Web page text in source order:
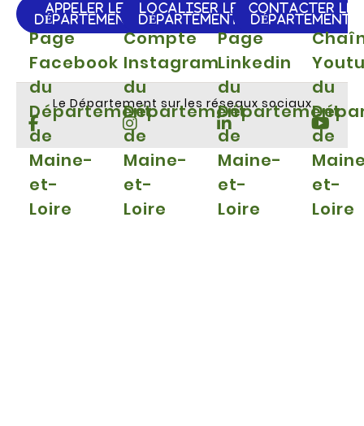
APPELER LE
DÉPARTEMENT
LOCALISER LE
DÉPARTEMENT
CONTACTER LE
DÉPARTEMENT
Le Département sur les réseaux sociaux
Page
Facebook
du
Département
de
Maine-
et-
Loire
Compte
Instagram
du
Département
de
Maine-
et-
Loire
Page
Linkedin
du
Département
de
Maine-
et-
Loire
du
de
et-
Loire